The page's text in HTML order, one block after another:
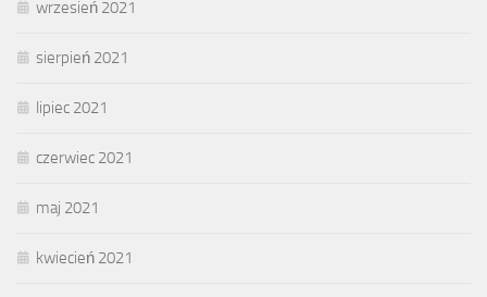
wrzesień 2021
sierpień 2021
lipiec 2021
czerwiec 2021
maj 2021
kwiecień 2021